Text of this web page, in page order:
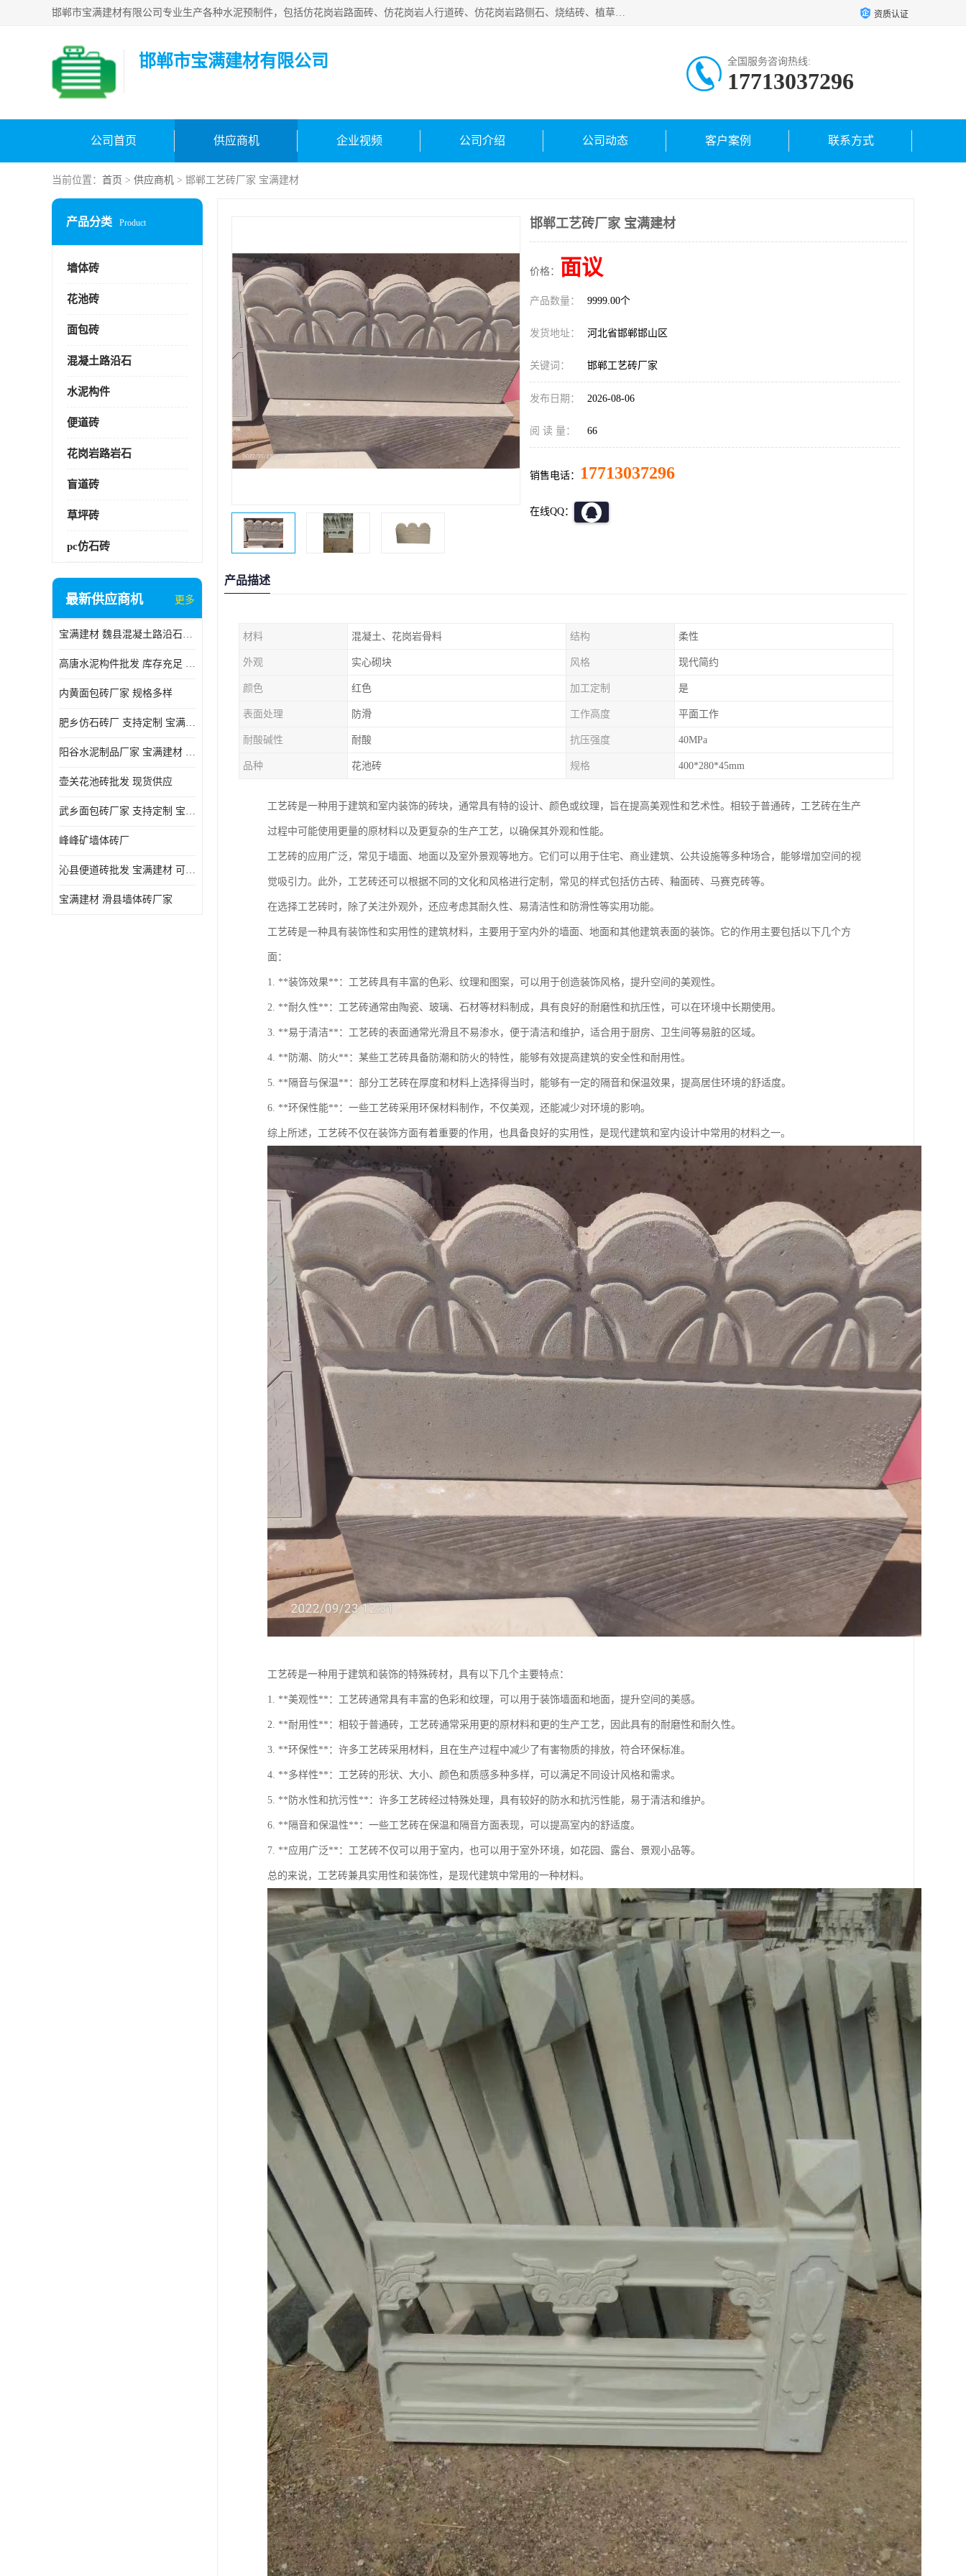
邯郸市宝满建材有限公司专业生产各种水泥预制件，包括仿花岗岩路面砖、仿花岗岩人行道砖、仿花岗岩路侧石、烧结砖、植草砖、码头砖连锁块、仿花岗岩路侧石、沙井盖、水泥盖板等各种水泥制品 资质认证
邯郸市宝满建材有限公司 全国服务咨询热线:
17713037296
公司首页 供应商机 企业视频 公司介绍 公司动态 客户案例 联系方式
当前位置： 首页 > 供应商机 > 邯郸工艺砖厂家 宝满建材
产品分类 Product
墙体砖
花池砖
面包砖
混凝土路沿石
水泥构件
便道砖
花岗岩路岩石
盲道砖
草坪砖
pc仿石砖
最新供应商机 更多
宝满建材 魏县混凝土路沿石批发
高唐水泥构件批发 库存充足 宝满建材
内黄面包砖厂家 规格多样
肥乡仿石砖厂 支持定制 宝满建材
‌阳谷水泥制品厂家 宝满建材 支持定制
壶关花池砖批发 现货供应
武乡面包砖厂家 支持定制 宝满建材
峰峰矿墙体砖厂
沁县便道砖批发 宝满建材 可定制
宝满建材 滑县墙体砖厂家
邯郸工艺砖厂家 宝满建材
价格： 面议
产品数量： 9999.00个
发货地址： 河北省邯郸邯山区
关键词： 邯郸工艺砖厂家
发布日期： 2026-08-06
阅 读 量： 66
销售电话： 17713037296
在线QQ：
产品描述
材料 混凝土、花岗岩骨料 结构 柔性
外观 实心砌块 风格 现代简约
颜色 红色 加工定制 是
表面处理 防滑 工作高度 平面工作
耐酸碱性 耐酸 抗压强度 40MPa
品种 花池砖 规格 400*280*45mm
工艺砖是一种用于建筑和室内装饰的砖块，通常具有特的设计、颜色或纹理，旨在提高美观性和艺术性。相较于普通砖，工艺砖在生产
过程中可能使用更量的原材料以及更复杂的生产工艺，以确保其外观和性能。
工艺砖的应用广泛，常见于墙面、地面以及室外景观等地方。它们可以用于住宅、商业建筑、公共设施等多种场合，能够增加空间的视
觉吸引力。此外，工艺砖还可以根据不同的文化和风格进行定制，常见的样式包括仿古砖、釉面砖、马赛克砖等。
在选择工艺砖时，除了关注外观外，还应考虑其耐久性、易清洁性和防滑性等实用功能。
工艺砖是一种具有装饰性和实用性的建筑材料，主要用于室内外的墙面、地面和其他建筑表面的装饰。它的作用主要包括以下几个方
面：
1. **装饰效果**：工艺砖具有丰富的色彩、纹理和图案，可以用于创造装饰风格，提升空间的美观性。
2. **耐久性**：工艺砖通常由陶瓷、玻璃、石材等材料制成，具有良好的耐磨性和抗压性，可以在环境中长期使用。
3. **易于清洁**：工艺砖的表面通常光滑且不易渗水，便于清洁和维护，适合用于厨房、卫生间等易脏的区域。
4. **防潮、防火**：某些工艺砖具备防潮和防火的特性，能够有效提高建筑的安全性和耐用性。
5. **隔音与保温**：部分工艺砖在厚度和材料上选择得当时，能够有一定的隔音和保温效果，提高居住环境的舒适度。
6. **环保性能**：一些工艺砖采用环保材料制作，不仅美观，还能减少对环境的影响。
综上所述，工艺砖不仅在装饰方面有着重要的作用，也具备良好的实用性，是现代建筑和室内设计中常用的材料之一。
工艺砖是一种用于建筑和装饰的特殊砖材，具有以下几个主要特点：
1. **美观性**：工艺砖通常具有丰富的色彩和纹理，可以用于装饰墙面和地面，提升空间的美感。
2. **耐用性**：相较于普通砖，工艺砖通常采用更的原材料和更的生产工艺，因此具有的耐磨性和耐久性。
3. **环保性**：许多工艺砖采用材料，且在生产过程中减少了有害物质的排放，符合环保标准。
4. **多样性**：工艺砖的形状、大小、颜色和质感多种多样，可以满足不同设计风格和需求。
5. **防水性和抗污性**：许多工艺砖经过特殊处理，具有较好的防水和抗污性能，易于清洁和维护。
6. **隔音和保温性**：一些工艺砖在保温和隔音方面表现，可以提高室内的舒适度。
7. **应用广泛**：工艺砖不仅可以用于室内，也可以用于室外环境，如花园、露台、景观小品等。
总的来说，工艺砖兼具实用性和装饰性，是现代建筑中常用的一种材料。